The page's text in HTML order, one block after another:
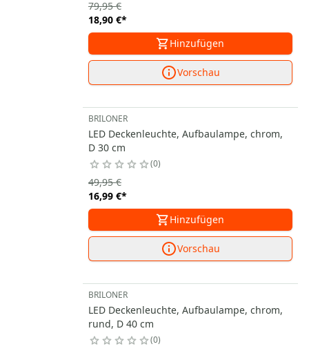
18,90 €*
79,95 €
Hinzufügen
Vorschau
BRILONER
LED Deckenleuchte, Aufbaulampe, chrom,
D 30 cm
0
16,99 €*
49,95 €
Hinzufügen
Vorschau
BRILONER
LED Deckenleuchte, Aufbaulampe, chrom,
rund, D 40 cm
0